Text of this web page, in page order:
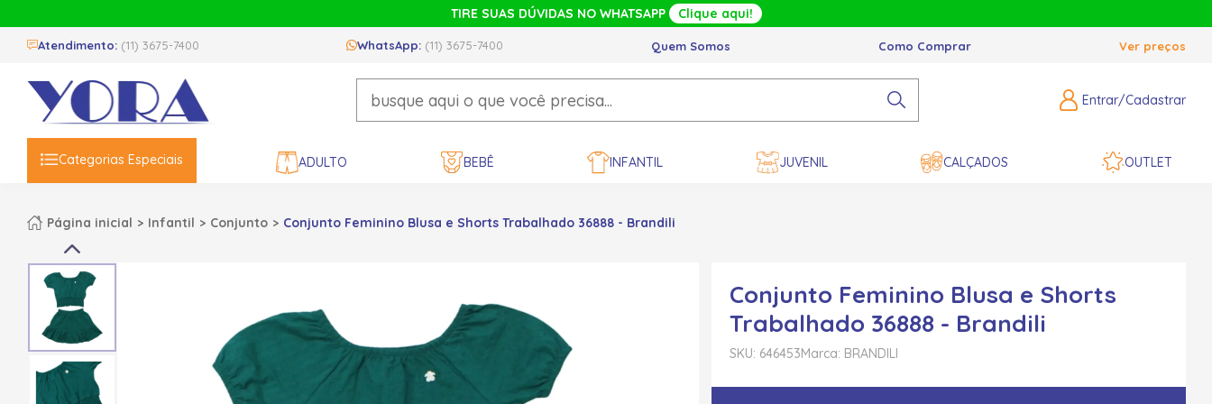
TIRE SUAS DÚVIDAS NO WHATSAPP Clique aqui!
Atendimento: (11) 3675-7400 WhatsApp: (11) 3675-7400 Quem Somos Como Comprar Ver preços
Entrar/Cadastrar
Categorias Especiais ADULTO BEBÊ INFANTIL JUVENIL CALÇADOS OUTLET
Página inicial Infantil Conjunto Conjunto Feminino Blusa e Shorts Trabalhado 36888 - Brandili
Conjunto Feminino Blusa e Shorts
Trabalhado 36888 - Brandili
SKU: 646453Marca: BRANDILI